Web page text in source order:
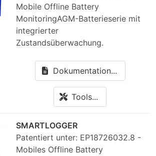
Mobile Offline Battery
MonitoringAGM-Batterieserie mit
integrierter
Zustandsüberwachung.
Dokumentation...
Tools...
SMARTLOGGER
Patentiert unter: EP18726032.8 -
Mobiles Offline Battery